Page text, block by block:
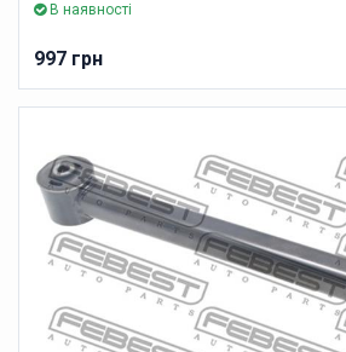
В наявності
997 грн